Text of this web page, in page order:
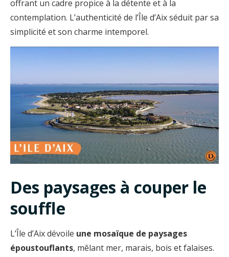
offrant un cadre propice à la détente et à la
contemplation. L’authenticité de l’Île d’Aix séduit par sa
simplicité et son charme intemporel.
Des paysages à couper le
souffle
L’Île d’Aix dévoile une mosaïque de paysages
époustouflants, mêlant mer, marais, bois et falaises.